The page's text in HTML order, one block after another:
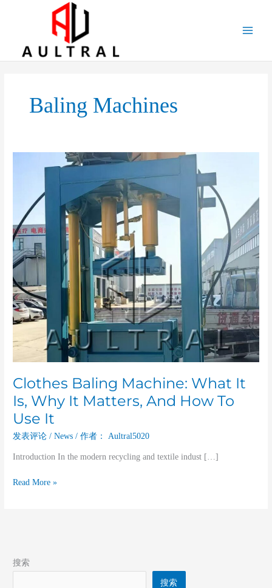
Baling Machines
Clothes Baling Machine: What It
Is, Why It Matters, And How To
Use It
发表评论 /News / 作者： Aultral5020
Introduction In the modern recycling and textile indust […]
Is,
Why
It
Matters,
And
How
To
Use
Read More »
搜索
搜索